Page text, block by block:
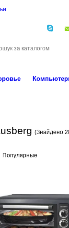
(Знайдено
Популярные